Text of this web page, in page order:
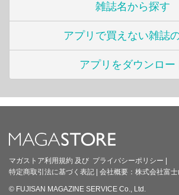
雑誌名から探す
アプリで買えない雑誌
アプリをダウンロー
マガストア利用規約 及び プライバシーポリシー
特定商取引法に基づく表記
会社概要： 株式会社富
© FUJISAN MAGAZINE SERVICE Co., Ltd.